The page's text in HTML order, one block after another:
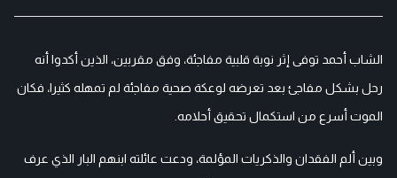
الشاب أحمد توفى إثر نوبة قلبية مفاجئة، وفق مقربين، الذين أكدوا أنه
رحل بشكل مفاجئ بعد تعرضه لوعكة صحية مفاجئة لم تمهله كثيرا، فكان
الموت أسرع من استكمال تحقيق أحلامه.
وبين ألم الفقدان والذكريات المؤلمة، ودعت عائلته ابنهم البار الذي عرف